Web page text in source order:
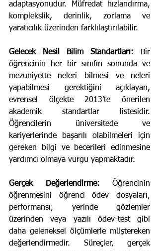
adaptasyonudur. Müfredat hızlandırma,
komplekslik, derinlik, zorlama ve
yaratıcılık üzerinden farklılaştırılabilir.
Gelecek Nesil Bilim Standartları: Bir
öğrencinin her bir sınıfın sonunda ve
mezuniyette neleri bilmesi ve neleri
yapabilmesi gerektiğini açıklayan,
evrensel ölçekte 2013’te önerilen
akademik standartlar listesidir.
Öğrencilerin üniversitede ve
kariyerlerinde başarılı olabilmeleri için
gereken bilgi ve becerileri edinmesine
yardımcı olmaya vurgu yapmaktadır.
Gerçek Değerlendirme: Öğrencinin
öğrenmesini öğrenci ödev dosyaları,
performansı, yerinde gözlemler
üzerinden veya yazılı ödev-test gibi
daha geleneksel ölçümlerle müştereken
değerlendirmedir. Süreçler, gerçek